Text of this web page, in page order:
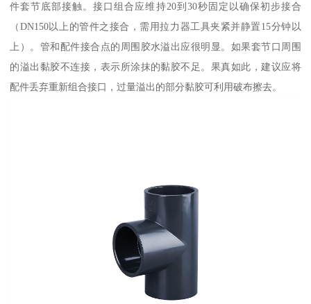
件套节底部接触。接口组合应维持20到30秒固定以确保初步接合
（DN150以上的管件之接合，需用拉力器工具夹紧并静置15分钟以
上）。管和配件接合点的周围胶水溢出应很明显。如果套节口周围
的溢出黏胶不连接，表示所涂抹的黏胶不足。果真如此，建议应将
配件丢弃重新组合接口，过量溢出的部分黏胶可利用破布擦去。